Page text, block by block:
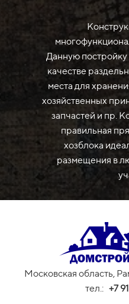
Данную
качестве
места для
хозяйственных
запчастей и пр.
правильная
хозблока
размещения в
Московская область,
тел.: +7